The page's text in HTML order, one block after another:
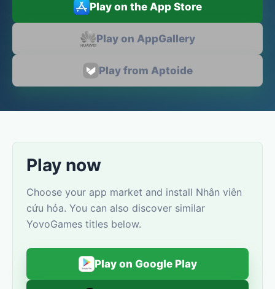
Play on the App Store
Play on AppGallery
Play from Aptoide
Play now
Choose your app market and install Nhân viên
cứu hỏa. You can also discover similar
YovoGames titles below.
Play on Google Play